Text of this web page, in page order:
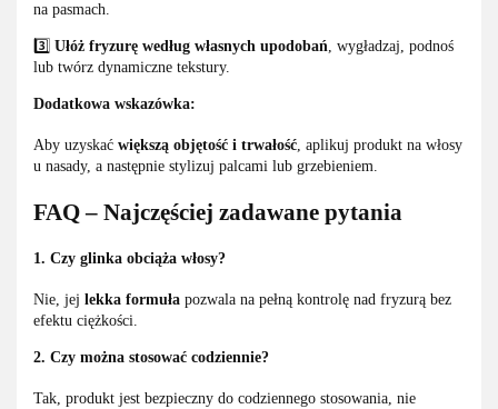
na pasmach.
3️⃣ Ułóż fryzurę według własnych upodobań, wygładzaj, podnoś
lub twórz dynamiczne tekstury.
Dodatkowa wskazówka:
Aby uzyskać większą objętość i trwałość, aplikuj produkt na włosy
u nasady, a następnie stylizuj palcami lub grzebieniem.
FAQ – Najczęściej zadawane pytania
1. Czy glinka obciąża włosy?
Nie, jej lekka formuła pozwala na pełną kontrolę nad fryzurą bez
efektu ciężkości.
2. Czy można stosować codziennie?
Tak, produkt jest bezpieczny do codziennego stosowania, nie